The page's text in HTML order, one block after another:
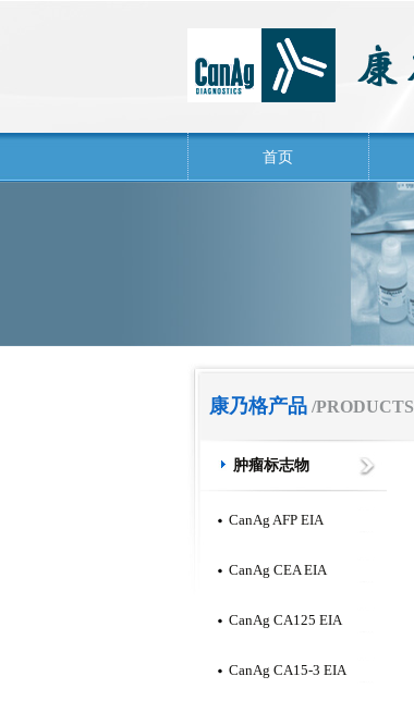
首页
康乃格产品 /PRODUCTS
肿瘤标志物
CanAg AFP EIA
CanAg CEA EIA
CanAg CA125 EIA
CanAg CA15-3 EIA